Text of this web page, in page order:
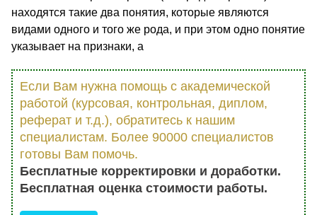
находятся такие два понятия, которые являются
видами одного и того же рода, и при этом одно понятие
указывает на признаки, а
Если Вам нужна помощь с академической
работой (курсовая, контрольная, диплом,
реферат и т.д.), обратитесь к нашим
специалистам. Более 90000 специалистов
готовы Вам помочь.
Бесплатные корректировки и доработки.
Бесплатная оценка стоимости работы.